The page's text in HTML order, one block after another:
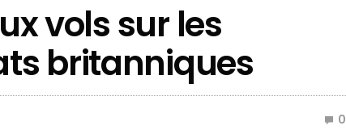
vols sur les
britanniques
0